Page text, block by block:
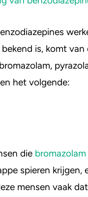
is, komt
het volgende:
die bromazolam
spieren krijgen,
mensen vaak